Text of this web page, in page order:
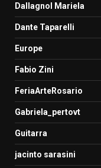
Dallagnol Mariela
Dante Taparelli
Europe
Fabio Zini
FeriaArteRosario
Gabriela_pertovt
Guitarra
jacinto sarasini